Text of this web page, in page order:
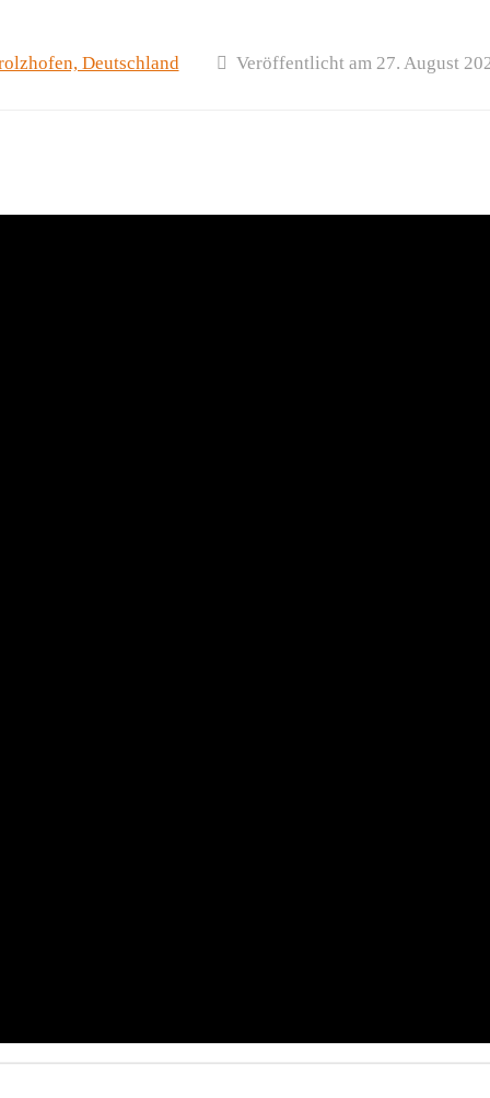
Deutschland Veröffentlicht am 27. August